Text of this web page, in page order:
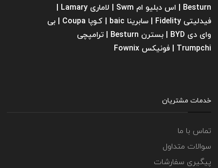
فیدلیتی Fidelity | سابرینا ‌baic | کـوپا Coupa | بی
وای دی BYD | بسترن Besturn | ترامپچی
Trumpchi | فونیکس Fownix
خدمات مشتریان
تماس با ما
سوالات متداول
پیگیری سفارشات